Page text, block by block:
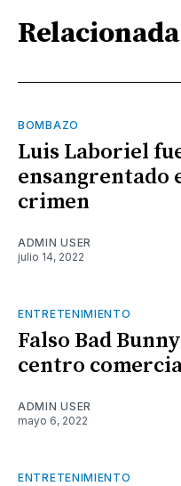
Relacionada
BOMBAZO
Luis Laboriel
ensangrentado
crimen
ADMIN USER
julio 14, 2022
ENTRETENIMIENTO
Falso Bad
centro
ADMIN USER
mayo 6, 2022
ENTRETENIMIENTO